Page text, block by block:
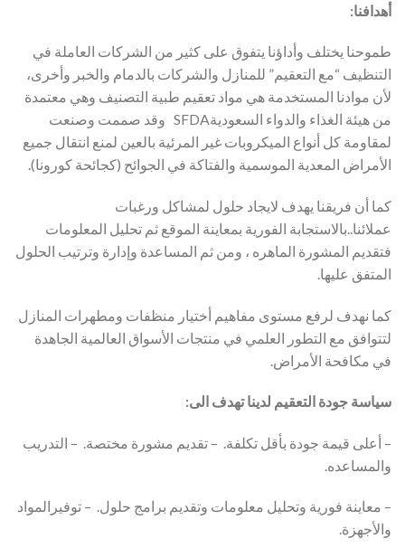
أهدافنا:
طموحنا يختلف وأداؤنا يتفوق على كثير من الشركات العاملة في
التنظيف “مع التعقيم” للمنازل والشركات بالدمام والخبر وأخرى،
لأن موادنا المستخدمة هي مواد تعقيم طبية التصنيف وهي معتمدة
من هيئة الغذاء والدواء السعوديةSFDA وقد صممت وصنعت
لمقاومة كل أنواع الميكروبات غير المرئية بالعين لمنع انتقال جميع
الأمراض المعدية الموسمية والفتاكة في الجوائح (كجائحة كورونا).
كما أن فريقنا يهدف لايجاد حلول لمشاكل ورغبات
عملائنا..بالاستجابة الفورية بمعاينة الموقع ثم تحليل المعلومات
فتقديم المشورة الماهره ، ومن ثم المساعدة وإدارة وترتيب الحلول
المتفق عليها.
كما نهدف لرفع مستوى مفاهيم أختيار منظفات ومطهرات المنازل
لتتوافق مع التطور العلمي في منتجات الأسواق العالمية الجاهدة
في مكافحة الأمراض.
سياسة جودة التعقيم لدينا تهدف الى:
– أعلى قيمة جودة بأقل تكلفة. – تقديم مشورة مختصة. – التدريب
والمساعده.
– معاينة فورية وتحليل معلومات وتقديم برامج حلول. – توفيرالمواد
والأجهزة.